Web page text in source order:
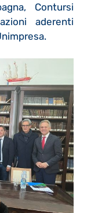
Contursi
aderenti